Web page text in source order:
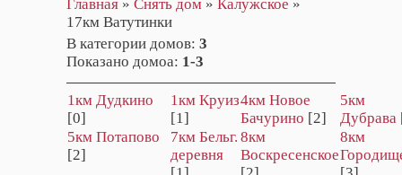
Главная » Снять дом » Калужское »
17км Ватутинки
В категории домов: 3
Показано домоа: 1-3
1км Дудкино
[0]
1км Круиз
[1]
4км Новое
Бачурино [2]
5км
Дубрава
5км Потапово
[2]
7км Бельг.
деревня
8км
Воскресенское
8км